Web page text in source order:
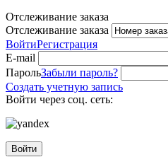
Отслеживание заказа
Отслеживание заказа
ВойтиРегистрация
E-mail
ПарольЗабыли пароль?
Создать учетную запись
Войти через соц. сеть:
Войти